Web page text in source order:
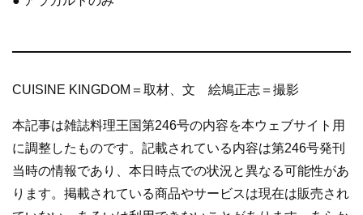
CUISINE KINGDOM＝取材、文 絵鳩正志＝撮影
本記事は雑誌料理王国第246号の内容を本ウェブサイト用
に調整したものです。記載されている内容は第246号発刊
当時の情報であり、本日時点での状況と異なる可能性があ
ります。掲載されている商品やサービスは現在は販売され